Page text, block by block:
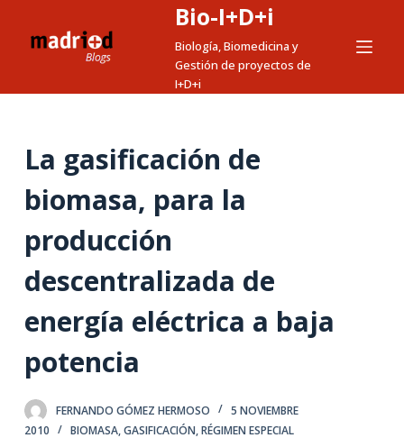
t
o
n
n
Bio-I+D+i
Biología, Biomedicina y
Gestión de proyectos de
I+D+i
La gasificación de
biomasa, para la
producción
descentralizada de
energía eléctrica a baja
potencia
FERNANDO GÓMEZ HERMOSO
5 NOVIEMBRE
2010
BIOMASA,GASIFICACIÓN,RÉGIMEN ESPECIAL